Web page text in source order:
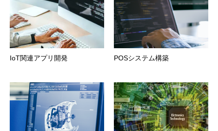
IoT関連アプリ開発 POSシステム構築